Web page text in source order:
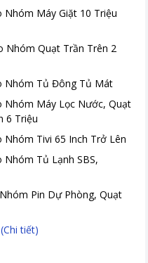
Nhóm Máy Giặt 10 Triệu
Nhóm Quạt Trần Trên 2
Nhóm Tủ Đông Tủ Mát
Nhóm Máy Lọc Nước, Quạt
6 Triệu
Nhóm Tivi 65 Inch Trở Lên
Nhóm Tủ Lạnh SBS,
Pin Dự Phòng, Quạt
(Chi tiết)